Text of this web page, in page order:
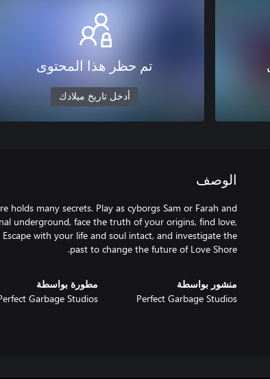
تم حظر هذا المحتوى
أدخل تاريخ ميلادك
الوصف
holds many secrets. Play as cyborgs Sam or Farah and
underground, face the truth of your origins, find love,
with your life and soul intact, and investigate the
past to change the future of Love Shore.
منشور بواسطة
Perfect Garbage Studios
مطورة بواسطة
Garbage Studios